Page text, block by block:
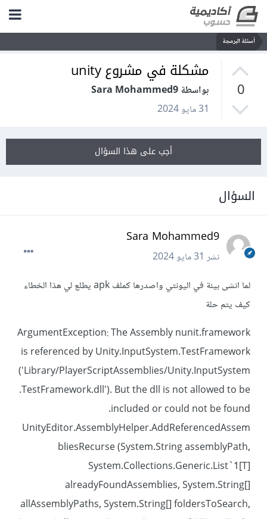
أسئلة البرمجة
0
مشكلة في مشروع unity
بواسطة Sara Mohammed9
31 مايو 2024
أجب على هذا السؤال
السؤال
Sara Mohammed9
نشر31 مايو 2024
لما انشى بيئة في اليونتي واصدرها كملف apk يطلع لي هذا الخطاء
كيف يتم حلة
ArgumentException: The Assembly nunit.framework
is referenced by Unity.InputSystem.TestFramework
('Library/PlayerScriptAssemblies/Unity.InputSystem
.TestFramework.dll'). But the dll is not allowed to be
included or could not be found.
UnityEditor.AssemblyHelper.AddReferencedAssem
bliesRecurse (System.String assemblyPath,
System.Collections.Generic.List`1[T]
alreadyFoundAssemblies, System.String[]
allAssemblyPaths, System.String[] foldersToSearch,